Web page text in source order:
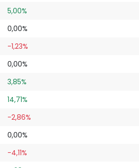
5,00%
0,00%
-1,23%
0,00%
3,85%
14,71%
-2,86%
0,00%
-4,11%